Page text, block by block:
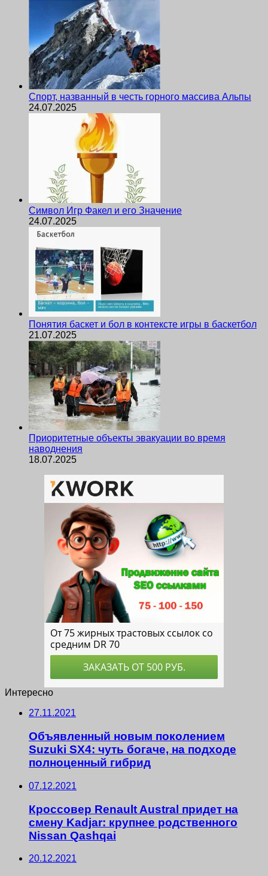
Спорт, названный в честь горного массива Альпы
24.07.2025
Символ Игр Факел и его Значение
24.07.2025
Понятия баскет и бол в контексте игры в баскетбол
21.07.2025
Приоритетные объекты эвакуации во время
наводнения
18.07.2025
Интересно
27.11.2021
Объявленный новым поколением
Suzuki SX4: чуть богаче, на подходе
полноценный гибрид
07.12.2021
Кроссовер Renault Austral придет на
смену Kadjar: крупнее родственного
Nissan Qashqai
20.12.2021